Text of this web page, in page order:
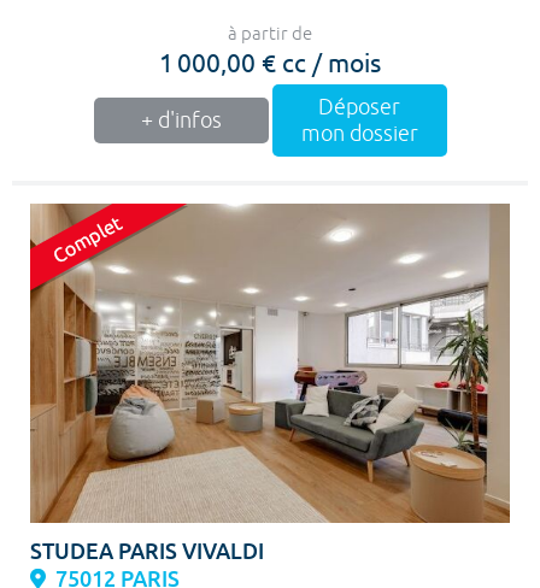
à partir de
1 000,00 € cc / mois
+ d'infos
Déposer
mon dossier
STUDEA PARIS VIVALDI
75012 PARIS